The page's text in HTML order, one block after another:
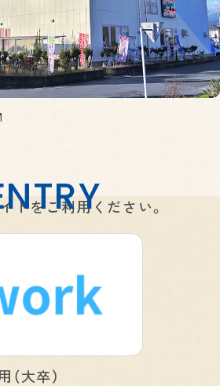
トをご利用ください。
（大卒）